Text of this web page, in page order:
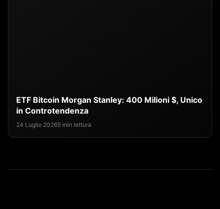
ETF Bitcoin Morgan Stanley: 400 Milioni $, Unico
in Controtendenza
24 Luglio 20265 min lettura